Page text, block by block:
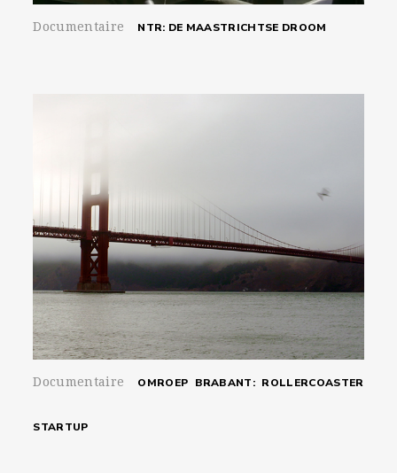
Documentaire NTR: DE MAASTRICHTSE DROOM
Documentaire OMROEP BRABANT: ROLLERCOASTER
STARTUP